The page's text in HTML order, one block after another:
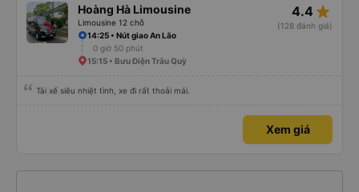
Hoàng Hà Limousine
Limousine 12 chỗ
4.4 star_rate
(128 đánh giá)
14:25 • Nút giao An Lão
0 giờ 50 phút
15:15 • Bưu Điện Trâu Quỳ
Tài xế siêu nhiệt tình, xe đi rất thoải mái.
Xem giá